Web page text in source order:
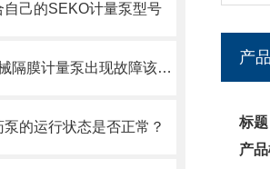
自己的SEKO计量泵型号
MSAF070机械隔膜计量泵出现故障该如何处理呢？
的运行状态是否正常？
产
标
产